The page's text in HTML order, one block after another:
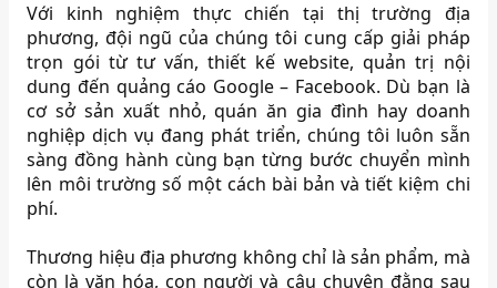
Với kinh nghiệm thực chiến tại thị trường địa
phương, đội ngũ của chúng tôi cung cấp giải pháp
trọn gói từ tư vấn, thiết kế website, quản trị nội
dung đến quảng cáo Google – Facebook. Dù bạn là
cơ sở sản xuất nhỏ, quán ăn gia đình hay doanh
nghiệp dịch vụ đang phát triển, chúng tôi luôn sẵn
sàng đồng hành cùng bạn từng bước chuyển mình
lên môi trường số một cách bài bản và tiết kiệm chi
phí.
Thương hiệu địa phương không chỉ là sản phẩm, mà
còn là văn hóa, con người và câu chuyện đằng sau